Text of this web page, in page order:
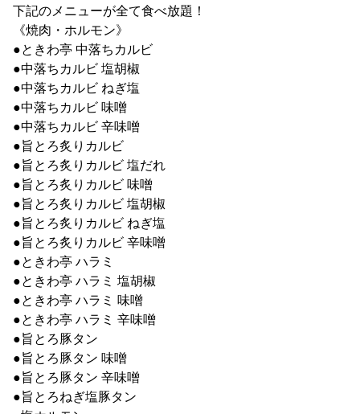
下記のメニューが全て食べ放題！
《焼肉・ホルモン》
●ときわ亭 中落ちカルビ
●中落ちカルビ 塩胡椒
●中落ちカルビ ねぎ塩
●中落ちカルビ 味噌
●中落ちカルビ 辛味噌
●旨とろ炙りカルビ
●旨とろ炙りカルビ 塩だれ
●旨とろ炙りカルビ 味噌
●旨とろ炙りカルビ 塩胡椒
●旨とろ炙りカルビ ねぎ塩
●旨とろ炙りカルビ 辛味噌
●ときわ亭 ハラミ
●ときわ亭 ハラミ 塩胡椒
●ときわ亭 ハラミ 味噌
●ときわ亭 ハラミ 辛味噌
●旨とろ豚タン
●旨とろ豚タン 味噌
●旨とろ豚タン 辛味噌
●旨とろねぎ塩豚タン